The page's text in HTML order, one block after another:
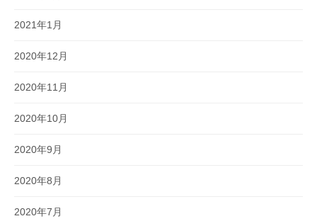
2021年1月
2020年12月
2020年11月
2020年10月
2020年9月
2020年8月
2020年7月